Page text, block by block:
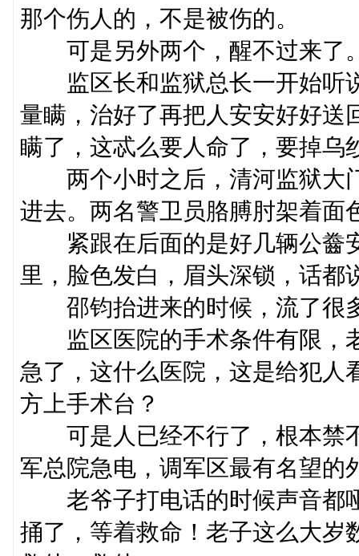
那个伤人的，不是被伤的。
可是另外两个，醒不过来了
监区长和监狱总长一开始听
量瞒，治好了再把人安安好好送
瞒了，这忒么要人命了，要掉乌
两个小时之后，清河监狱大
进去。两名警卫员胳膊肘架着面
紧跟在后面的是好几辆公齤
里，脸色发白，眉头深锁，话都
邵钧抬进来的时候，流了很
监区医院的手术条件有限，
急了，这什么医院，这是给犯人
方上手术台？
可是人已经不行了，根本禁
军总院急电，调军区最有名望的
老爷子打电话的时候声音都
捅了，等着救命！老子这么大岁